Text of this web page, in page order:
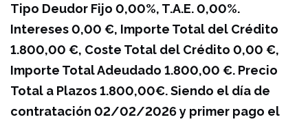
Tipo Deudor Fijo 0,00%, T.A.E. 0,00%.
Intereses 0,00 €, Importe Total del Crédito
1.800,00 €, Coste Total del Crédito 0,00 €,
Importe Total Adeudado 1.800,00 €. Precio
Total a Plazos 1.800,00€. Siendo el día de
contratación 02/02/2026 y primer pago el